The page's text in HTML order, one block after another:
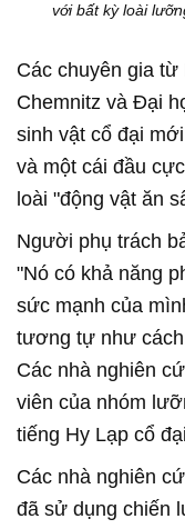
với bất kỳ loài
Các chuyên gia
Chemnitz và Đại
sinh vật cổ đại
và một cái đầu
loài "động vật ăn
Người phụ trách
"Nó có khả năng
sức mạnh của
tương tự như
Các nhà nghiên
viên của nhóm
tiếng Hy Lạp cổ
Các nhà nghiên
đã sử dụng chiến